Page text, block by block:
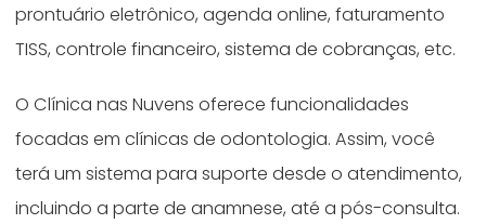
prontuário eletrônico, agenda online, faturamento
TISS, controle financeiro, sistema de cobranças, etc.
O Clínica nas Nuvens oferece funcionalidades
focadas em clínicas de odontologia. Assim, você
terá um sistema para suporte desde o atendimento,
incluindo a parte de anamnese, até a pós-consulta.